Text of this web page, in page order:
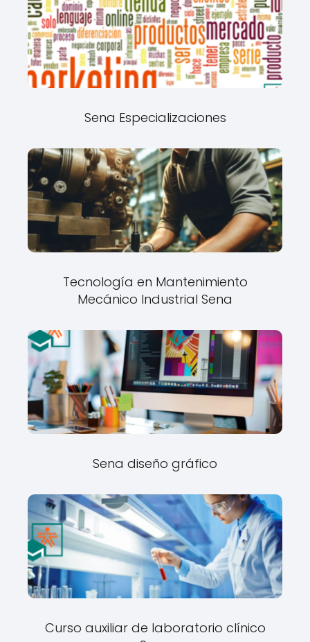
Sena Especializaciones
Tecnología en Mantenimiento
Mecánico Industrial Sena
Sena diseño gráfico
Curso auxiliar de laboratorio clínico